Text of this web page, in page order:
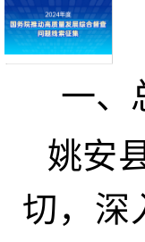
一、
姚安
切 ， 深